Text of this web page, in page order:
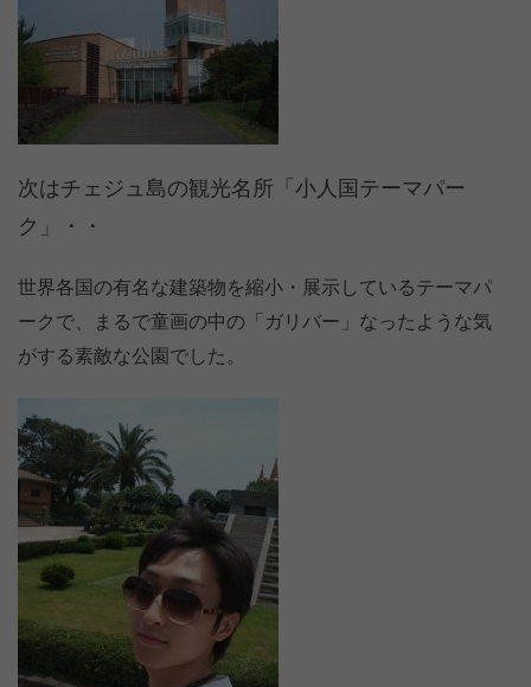
次はチェジュ島の観光名所「小人国テーマパー
ク」・・
世界各国の有名な建築物を縮小・展示しているテーマパ
ークで、まるで童画の中の「ガリバー」なったような気
がする素敵な公園でした。